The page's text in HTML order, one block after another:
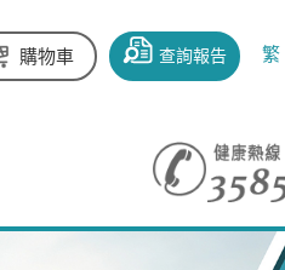
繁
查詢報告
購物車